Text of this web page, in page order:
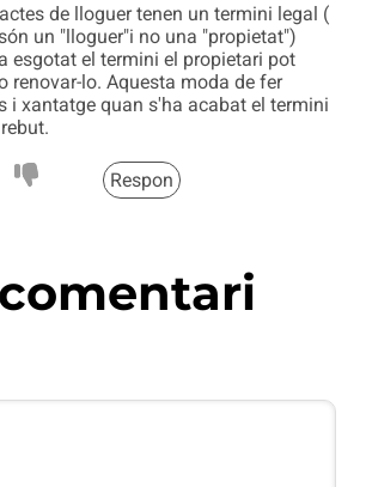
de lloguer tenen un termini legal (
un "lloguer"i no una "propietat")
esgotat el termini el propietari pot
renovar-lo. Aquesta moda de fer
i xantatge quan s'ha acabat el termini
Respon